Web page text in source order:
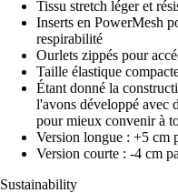
Tissu stretch léger et
Inserts en PowerMesh
respirabilité
Ourlets zippés pour
Taille élastique
Étant donné la
l'avons développé avec
pour mieux convenir à
Version longue : +5 cm
Version courte : -4 cm
Sustainability